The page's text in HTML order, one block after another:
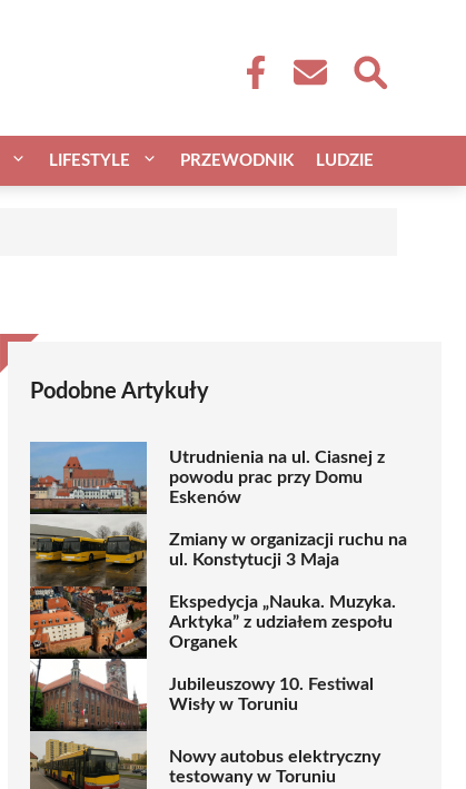
LIFESTYLE PRZEWODNIK LUDZIE
Podobne Artykuły
Utrudnienia na ul. Ciasnej z
powodu prac przy Domu
Eskenów
Zmiany w organizacji ruchu na
ul. Konstytucji 3 Maja
Ekspedycja „Nauka. Muzyka.
Arktyka” z udziałem zespołu
Organek
Jubileuszowy 10. Festiwal
Wisły w Toruniu
Nowy autobus elektryczny
testowany w Toruniu